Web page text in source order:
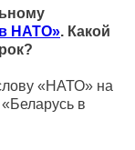
НАТО». Какой
«НАТО» на
в